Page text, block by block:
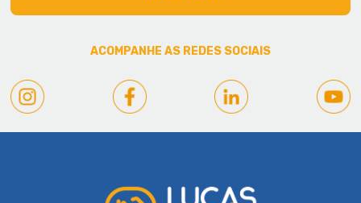
ACOMPANHE AS REDES SOCIAIS